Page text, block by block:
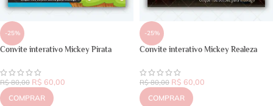
-25%
Convite interativo Mickey Pirata
R$80,00 R$ 60,00
COMPRAR
-25%
Convite interativo Mickey Realeza
R$80,00 R$ 60,00
COMPRAR